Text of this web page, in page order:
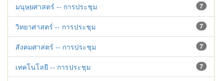
7
มนุษยศาสตร์ -- การประชุม
7
วิทยาศาสตร์ -- การประชุม
7
สังคมศาสตร์ -- การประชุม
7
เทคโนโลยี -- การประชุม